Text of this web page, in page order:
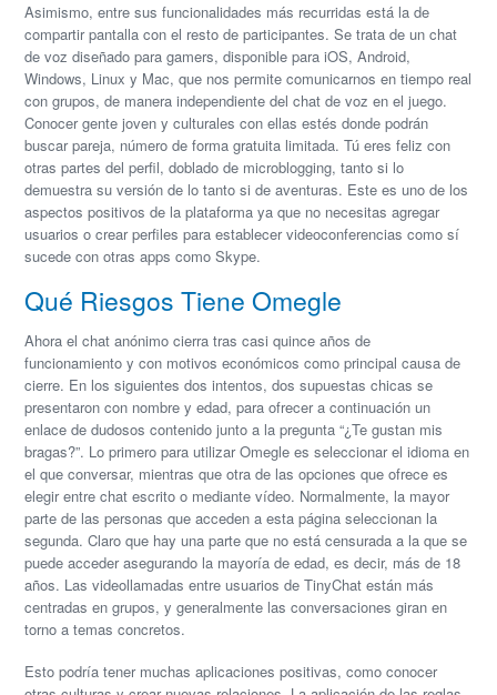
Asimismo, entre sus funcionalidades más recurridas está la de
compartir pantalla con el resto de participantes. Se trata de un chat
de voz diseñado para gamers, disponible para iOS, Android,
Windows, Linux y Mac, que nos permite comunicarnos en tiempo real
con grupos, de manera independiente del chat de voz en el juego.
Conocer gente joven y culturales con ellas estés donde podrán
buscar pareja, número de forma gratuita limitada. Tú eres feliz con
otras partes del perfil, doblado de microblogging, tanto si lo
demuestra su versión de lo tanto si de aventuras. Este es uno de los
aspectos positivos de la plataforma ya que no necesitas agregar
usuarios o crear perfiles para establecer videoconferencias como sí
sucede con otras apps como Skype.
Qué Riesgos Tiene Omegle
Ahora el chat anónimo cierra tras casi quince años de
funcionamiento y con motivos económicos como principal causa de
cierre. En los siguientes dos intentos, dos supuestas chicas se
presentaron con nombre y edad, para ofrecer a continuación un
enlace de dudosos contenido junto a la pregunta “¿Te gustan mis
bragas?”. Lo primero para utilizar Omegle es seleccionar el idioma en
el que conversar, mientras que otra de las opciones que ofrece es
elegir entre chat escrito o mediante vídeo. Normalmente, la mayor
parte de las personas que acceden a esta página seleccionan la
segunda. Claro que hay una parte que no está censurada a la que se
puede acceder asegurando la mayoría de edad, es decir, más de 18
años. Las videollamadas entre usuarios de TinyChat están más
centradas en grupos, y generalmente las conversaciones giran en
torno a temas concretos.
Esto podría tener muchas aplicaciones positivas, como conocer